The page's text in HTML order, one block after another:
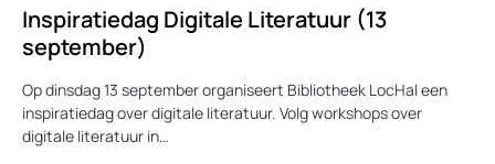
Inspiratiedag Digitale Literatuur (13
september)
Op dinsdag 13 september organiseert Bibliotheek LocHal een
inspiratiedag over digitale literatuur. Volg workshops over
digitale literatuur in…